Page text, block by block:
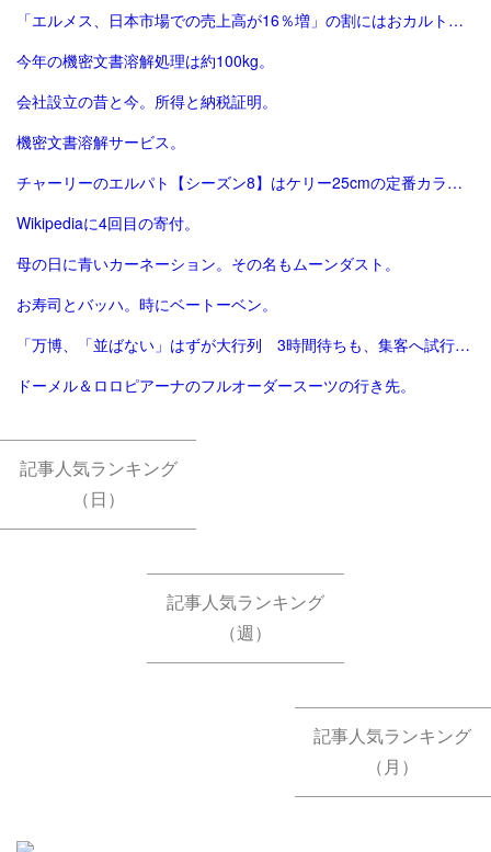
「エルメス、日本市場での売上高が16％増」の割にはおカルト系（笑）は減った気がする。
今年の機密文書溶解処理は約100kg。
会社設立の昔と今。所得と納税証明。
機密文書溶解サービス。
チャーリーのエルパト【シーズン8】はケリー25cmの定番カラーで終了。
Wikipediaに4回目の寄付。
母の日に青いカーネーション。その名もムーンダスト。
お寿司とバッハ。時にベートーベン。
「万博、「並ばない」はずが大行列 3時間待ちも、集客へ試行錯誤 ｜ 共同通信」
ドーメル＆ロロピアーナのフルオーダースーツの行き先。
記事人気ランキング
（日）
記事人気ランキング
（週）
記事人気ランキング
（月）